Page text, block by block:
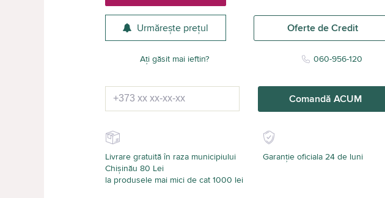
Urmărește prețul Oferte de Credit
Ați găsit mai ieftin? 060-956-120
Comandă ACUM
Livrare gratuită în raza municipiului
Chișinău 80 Lei
la produsele mai mici de cat 1000 lei
Garanție oficiala 24 de luni